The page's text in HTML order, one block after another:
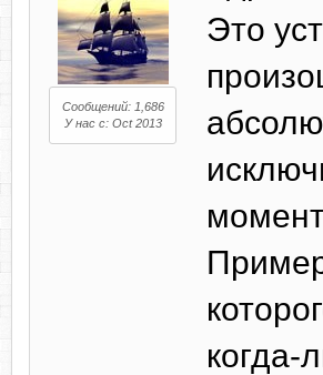
Сообщений: 1,686
У нас с: Oct 2013
Это
когда-